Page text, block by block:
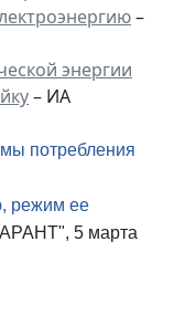
–
энергии
– ИА
потребления
режим ее
5 марта